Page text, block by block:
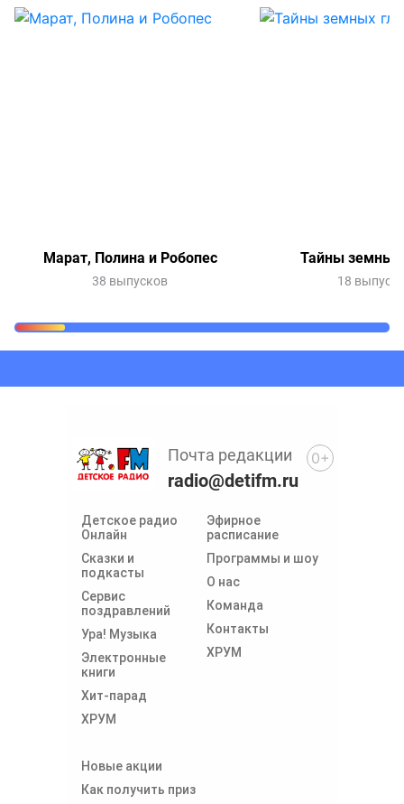
Марат, Полина и Робопес
38 выпусков
Тайны земных
18
Детское радио
Онлайн
Сказки и
подкасты
Сервис
поздравлений
Ура! Музыка
Электронные
книги
Хит-парад
ХРУМ
Эфирное
расписание
Программы и шоу
О нас
Команда
Контакты
ХРУМ
Новые акции
Как получить приз
Почта редакции
radio@detifm.ru
0+